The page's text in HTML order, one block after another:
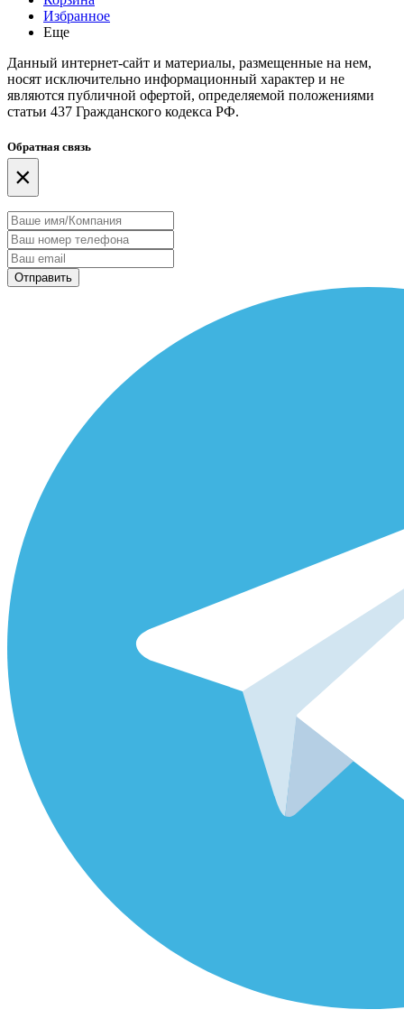
Избранное
Еще
Данный интернет-сайт и материалы, размещенные на нем,
носят исключительно информационный характер и не
являются публичной офертой, определяемой положениями
статьи 437 Гражданского кодекса РФ.
Обратная связь
×
Отправить